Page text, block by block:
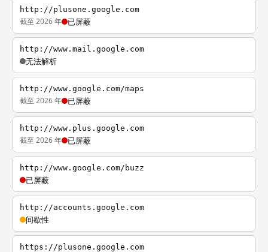
http://plusone.google.com
截至 2026 年 已屏蔽
http://www.mail.google.com
无法解析
http://www.google.com/maps
截至 2026 年 已屏蔽
http://www.plus.google.com
截至 2026 年 已屏蔽
http://www.google.com/buzz
已屏蔽
http://accounts.google.com
间歇性
https://plusone.google.com